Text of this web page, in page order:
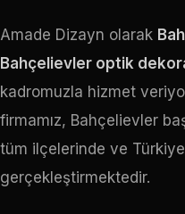
Amade Dizayn olarak
Bahçelievler optik
kadromuzla hizmet
firmamız, Bahçelievler
tüm ilçelerinde ve
gerçekleştirmektedir.